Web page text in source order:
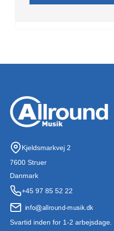
Kjeldsmarkvej 2
7600 Struer
Danmark
+45 97 85 52 22
Svartid inden for 1-2 arbejsdage.